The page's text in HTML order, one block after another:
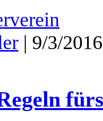
| 9/3/2016